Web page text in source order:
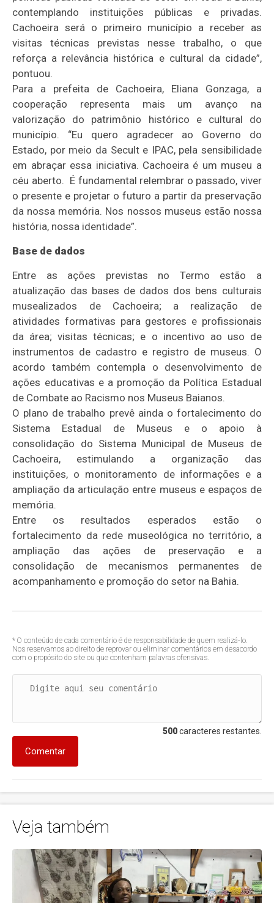
contemplando instituições públicas e privadas.
Cachoeira será o primeiro município a receber as
visitas técnicas previstas nesse trabalho, o que
reforça a relevância histórica e cultural da cidade”,
pontuou.
Para a prefeita de Cachoeira, Eliana Gonzaga, a
cooperação representa mais um avanço na
valorização do patrimônio histórico e cultural do
município. “Eu quero agradecer ao Governo do
Estado, por meio da Secult e IPAC, pela sensibilidade
em abraçar essa iniciativa. Cachoeira é um museu a
céu aberto. É fundamental relembrar o passado, viver
o presente e projetar o futuro a partir da preservação
da nossa memória. Nos nossos museus estão nossa
história, nossa identidade”.
Base de dados
Entre as ações previstas no Termo estão a
atualização das bases de dados dos bens culturais
musealizados de Cachoeira; a realização de
atividades formativas para gestores e profissionais
da área; visitas técnicas; e o incentivo ao uso de
instrumentos de cadastro e registro de museus. O
acordo também contempla o desenvolvimento de
ações educativas e a promoção da Política Estadual
de Combate ao Racismo nos Museus Baianos.
O plano de trabalho prevê ainda o fortalecimento do
Sistema Estadual de Museus e o apoio à
consolidação do Sistema Municipal de Museus de
Cachoeira, estimulando a organização das
instituições, o monitoramento de informações e a
ampliação da articulação entre museus e espaços de
memória.
Entre os resultados esperados estão o
fortalecimento da rede museológica no território, a
ampliação das ações de preservação e a
consolidação de mecanismos permanentes de
acompanhamento e promoção do setor na Bahia.
* O conteúdo de cada comentário é de responsabilidade de quem realizá-lo.
Nos reservamos ao direito de reprovar ou eliminar comentários em desacordo
com o propósito do site ou que contenham palavras ofensivas.
500caracteres restantes.
Comentar
Veja também